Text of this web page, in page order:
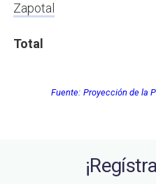
Zapotal
Total
Fuente: Proyección de la